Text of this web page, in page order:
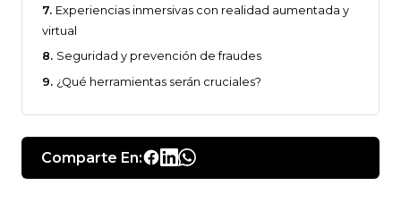
Experiencias inmersivas con realidad aumentada y
virtual
Seguridad y prevención de fraudes
¿Qué herramientas serán cruciales?
Comparte En: